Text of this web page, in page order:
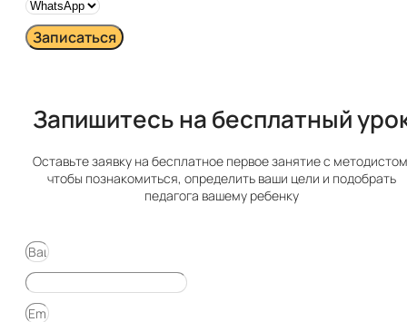
Записаться
Запишитесь на бесплатный
Оставьте заявку на бесплатное первое занятие с
чтобы познакомиться, определить ваши цели и подобрать
педагога вашему ребенку